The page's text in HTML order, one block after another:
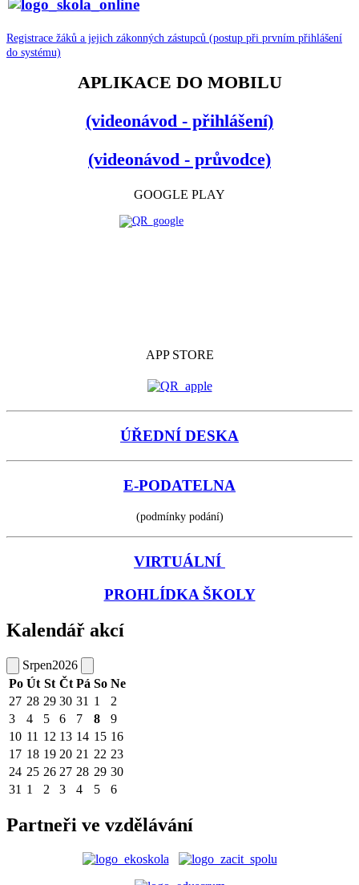
Registrace žáků a jejich zákonných zástupců (postup při prvním přihlášení
do systému)
APLIKACE DO MOBILU
(videonávod - přihlášení)
(videonávod - průvodce)
GOOGLE PLAY
APP STORE
ÚŘEDNÍ DESKA
E-PODATELNA
(podmínky podání)
VIRTUÁLNÍ
PROHLÍDKA ŠKOLY
Kalendář akcí
Srpen2026
Po Út St Čt Pá So Ne
27 28 29 30 31 1
2
3
4 5 6 7 8
9
10 11 12 13 14 15 16
17 18 19 20 21 22 23
24 25 26 27 28 29 30
31 1 2 3 4 5 6
Partneři ve vzdělávání